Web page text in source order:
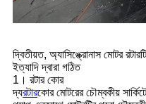
দ্বিতীয়ত, অ্যাসিঙ্ক্রোনাস মোটর
ইত্যাদি দ্বারা গঠিত
1। রটার কোর
দ্যরটারকোর মোটরের চৌম্বকীয়